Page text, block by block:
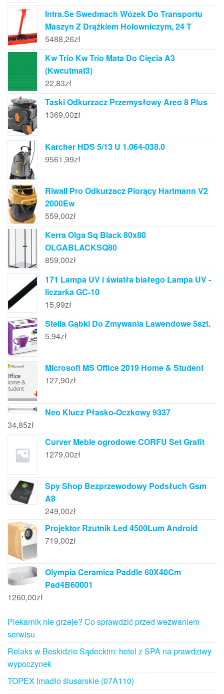
Intra.Se Swedmach Wózek Do Transportu
Maszyn Z Drążkiem Holowniczym, 24 T
5488,26zł
Kw Trio Kw Trio Mata Do Cięcia A3
(Kwcutmat3)
22,83zł
Taski Odkurzacz Przemysłowy Areo 8 Plus
1369,00zł
Karcher HDS 5/13 U 1.064-038.0
9561,99zł
Riwall Pro Odkurzacz Piorący Hartmann V2
2000Ew
559,00zł
Kerra Olga Sq Black 80x80
OLGABLACKSQ80
859,00zł
171 Lampa UV i światła białego Lampa UV -
liczarka GC-10
15,99zł
Stella Gąbki Do Zmywania Lawendowe 5szt.
5,94zł
Microsoft MS Office 2019 Home & Student
127,90zł
Neo Klucz Płasko-Oczkowy 9337
34,85zł
Curver Meble ogrodowe CORFU Set Grafit
1279,00zł
Spy Shop Bezprzewodowy Podsłuch Gsm
A8
249,00zł
Projektor Rzutnik Led 4500Lum Android
719,00zł
Olympia Ceramica Paddle 60X40Cm
Pad4B60001
1260,00zł
Piekarnik nie grzeje? Co sprawdzić przed wezwaniem
serwisu
Relaks w Beskidzie Sądeckim: hotel z SPA na prawdziwy
wypoczynek
TOPEX Imadło ślusarskie (07A110)